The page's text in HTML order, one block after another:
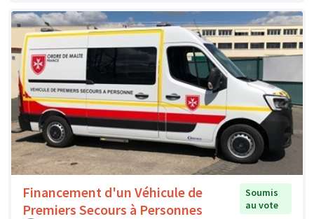
Financement d'un Véhicule de
Premiers Secours à Personnes
Soumis
au vote